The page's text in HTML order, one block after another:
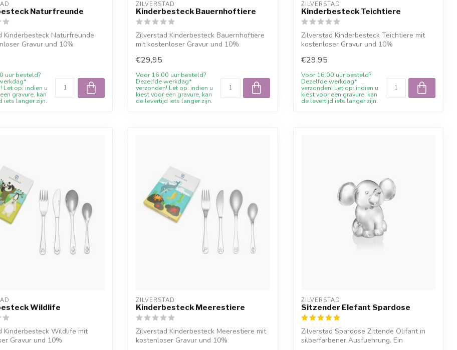
Naturfreunde
Kinderbesteck Naturfreunde
Gravur und 10%
uur besteld?
Let op: indien u
gravure, kan
iets langer zijn.
ZILVERSTAD
Kinderbesteck Bauernhoftiere
Zilverstad Kinderbesteck Bauernhoftiere
mit kostenloser Gravur und 10%
€29,95
Voor 16.00 uur besteld?
Dezelfde werkdag*
verzonden! Let op: indien u
kiest voor een gravure, kan
de levertijd iets langer zijn.
ZILVERSTAD
Kinderbesteck Teichtiere
Zilverstad Kinderbesteck Teichtiere mit
kostenloser Gravur und 10%
€29,95
Voor 16.00 uur besteld?
Dezelfde werkdag*
verzonden! Let op: indien u
kiest voor een gravure, kan
de levertijd iets langer zijn.
Wildlife
Kinderbesteck Wildlife mit
Gravur und 10%
ZILVERSTAD
Kinderbesteck Meerestiere
Zilverstad Kinderbesteck Meerestiere mit
kostenloser Gravur und 10%
ZILVERSTAD
Sitzender Elefant Spardose
Zilverstad Spardose Zittende Olifant in
silberfarbener Ausfuehrung. Ein